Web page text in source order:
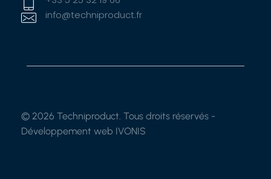
info@techniproduct.fr
© 2026 Techniproduct. Tous droits réservés -
Développement web IVONIS